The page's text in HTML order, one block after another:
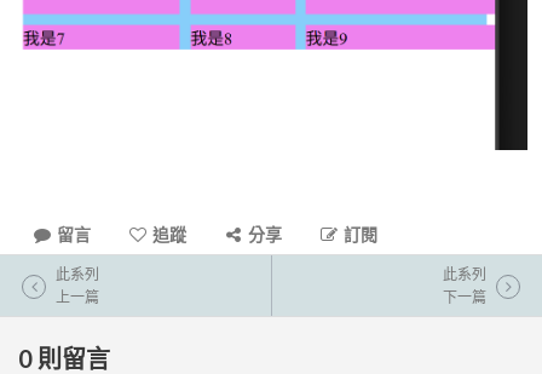
留言 追蹤 分享 訂閱
此系列
上一篇
此系列
下一篇
0 則留言